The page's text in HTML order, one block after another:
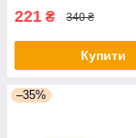
221 ₴ 340 ₴
Купити
–35%